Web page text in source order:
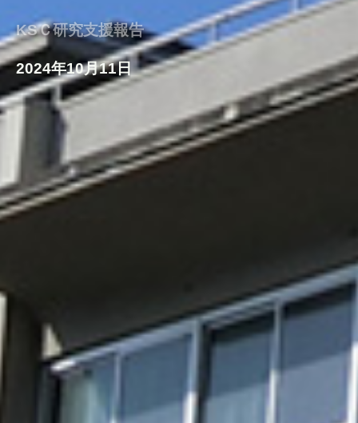
KSＣ研究支援報告
2024年10月11日